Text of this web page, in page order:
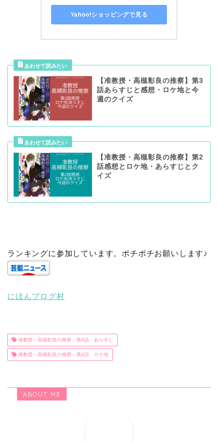
Yahoo!ショッピングで見る
【准教授・高槻彰良の推察】第3
話あらすじと感想・ロケ地と今
週のクイズ
【准教授・高槻彰良の推察】第2
話感想とロケ地・あらすじとク
イズ
ランキングに参加しています。ポチポチお願いします♪
にほんブログ村
准教授・高槻彰良の推察 第4話 あらすじ
准教授・高槻彰良の推察 第4話 ロケ地
ABOUT ME